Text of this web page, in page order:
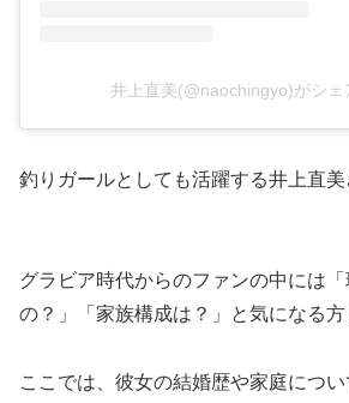
井上直美(@naochingyo)がシェ
釣りガールとしても活躍する井上直美
グラビア時代からのファンの中には
の？」「家族構成は？」と気になる方
ここでは、彼女の結婚歴や家庭につ